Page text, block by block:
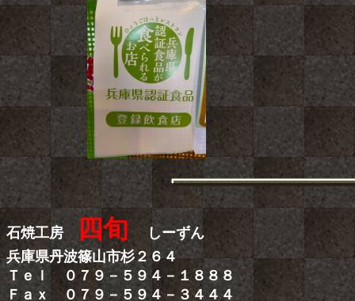
石焼工房 四旬
しーずん
兵庫県丹波篠山市杉２６４
Ｔｅｌ ０７９－５９４－１８８８
Ｆａｘ ０７９－５９４－３４４４